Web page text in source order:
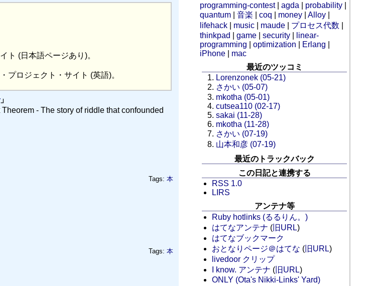
ト (日本語ページあり)。
プロジェクト・サイト (英語)。
」
- The story of riddle that confounded
Tags: 本
Tags: 本
programming-contest|agda probability
quantum |音楽 |coq money |Alloy
lifehack
music maude プロセス代数
thinkpad
|game |security
linear-
programming |optimization Erlang
iPhone
mac
最近のツッコミ
Lorenzonek (05-21)
さかい (05-07)
mkotha (05-01)
cutsea110 (02-17)
sakai (11-28)
mkotha (11-28)
さかい (07-19)
山本和彦 (07-19)
最近のトラックバック
この日記と連携する
RSS 1.0
LIRS
アンテナ等
Ruby hotlinks (るるりん。)
はてなアンテナ ( 旧URL)
はてなブックマーク
おとなりページ＠はてな ( 旧URL)
livedoor クリップ
I know. アンテナ ( 旧URL)
ONLY (Ota's Nikki-Links' Yard)